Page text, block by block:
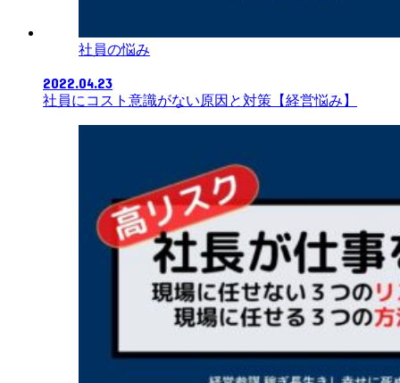
社員の悩み
2022.04.23
社員にコスト意識がない原因と対策【経営悩み】